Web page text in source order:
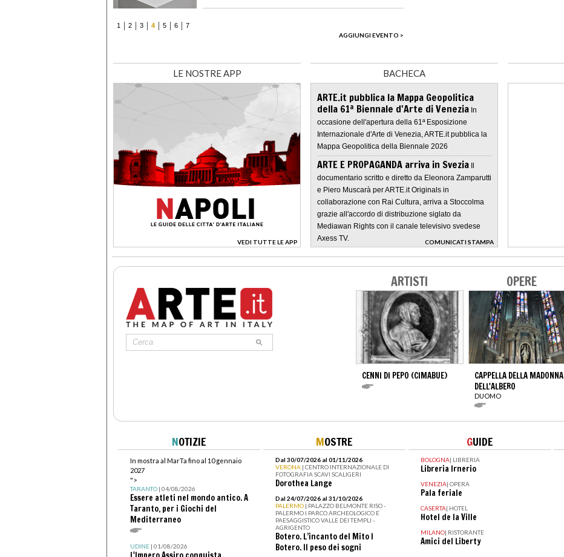
1 2 3 4 5 6
7
AGGIUNGI EVENTO >
LE NOSTRE APP
VEDI TUTTE LE APP
>
BACHECA
ARTE.it pubblica la Mappa Geopolitica
della 61ª Biennale d'Arte di Venezia In
occasione dell'apertura della 61ª Esposizione
Internazionale d'Arte di Venezia, ARTE.it pubblica la
Mappa Geopolitica della Biennale 2026
ARTE E PROPAGANDA arriva in Svezia Il
documentario scritto e diretto da Eleonora Zamparutti
e Piero Muscarà per ARTE.it Originals in
collaborazione con Rai Cultura, arriva a Stoccolma
grazie all'accordo di distribuzione siglato da
Mediawan Rights con il canale televisivo svedese
Axess TV.
COMUNICATI STAMPA
>
ARTISTI
CENNI DI PEPO (CIMABUE)
OPERE
CAPPELLA DELLA MADONNA
DELL'ALBERO
DUOMO
NOTIZIE
In mostra al MarTa fino al 10 gennaio
2027
">
TARANTO| 04/08/2026
Essere atleti nel mondo antico. A
Taranto, per i Giochi del
Mediterraneo
UDINE| 01/08/2026
MOSTRE
Dal 30/07/2026 al 01/11/2026
VERONA | CENTRO INTERNAZIONALE DI
FOTOGRAFIA SCAVI SCALIGERI
Dorothea Lange
Dal 24/07/2026 al 31/10/2026
PALERMO | PALAZZO BELMONTE RISO -
PALERMO I PARCO ARCHEOLOGICO E
PAESAGGISTICO VALLE DEI TEMPLI -
AGRIGENTO
Botero. L’incanto del Mito I
Botero. Il peso dei sogni
GUIDE
BOLOGNA| LIBRERIA
Libreria Irnerio
VENEZIA| OPERA
Pala feriale
CASERTA| HOTEL
Hotel de la Ville
MILANO| RISTORANTE
Amici del Liberty